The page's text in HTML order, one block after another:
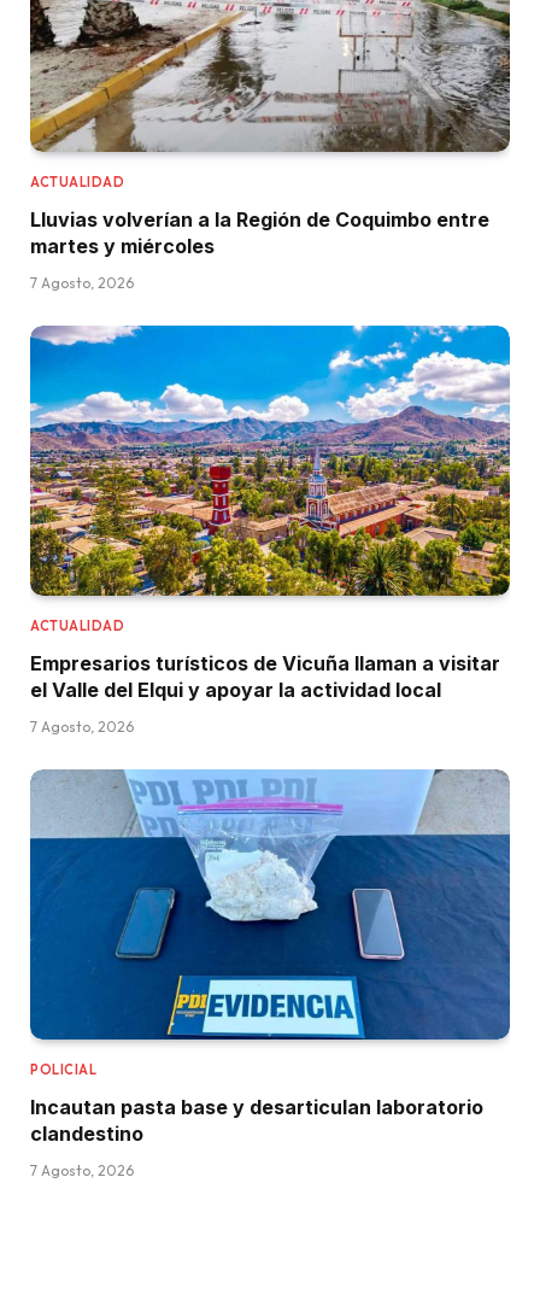
ACTUALIDAD
Lluvias volverían a la Región de Coquimbo entre
martes y miércoles
7 Agosto, 2026
ACTUALIDAD
Empresarios turísticos de Vicuña llaman a visitar
el Valle del Elqui y apoyar la actividad local
7 Agosto, 2026
POLICIAL
Incautan pasta base y desarticulan laboratorio
clandestino
7 Agosto, 2026